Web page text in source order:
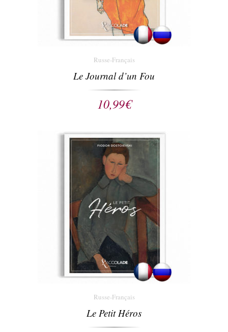
Russe-Français
Le Journal d’un Fou
10,99€
Russe-Français
Le Petit Héros